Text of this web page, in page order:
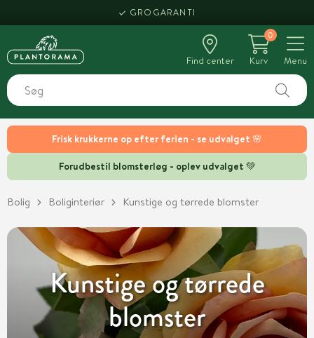
Frisk krukkerne op efter ferien - se udvalget 🌸
Forudbestil blomsterløg - oplev udvalget 💚
HENT SAMME DAG
Find center
0
Kurv
Menu
Bolig Boliginteriør Kunstige og tørrede blomster
Kunstige og tørrede
blomster